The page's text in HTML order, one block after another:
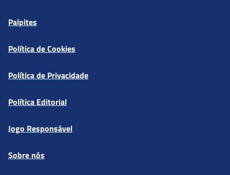
Palpites
Política de Cookies
Política de Privacidade
Política Editorial
Jogo Responsável
Sobre nós